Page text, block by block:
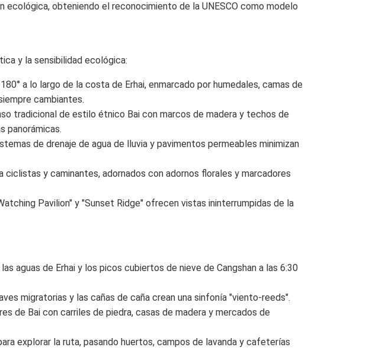
ecológica, obteniendo el reconocimiento de la UNESCO como modelo
y la sensibilidad ecológica:
a lo largo de la costa de Erhai, enmarcado por humedales, camas de
cambiantes.
tradicional de estilo étnico Bai con marcos de madera y techos de
panorámicas.
de drenaje de agua de lluvia y pavimentos permeables minimizan
ciclistas y caminantes, adornados con adornos florales y marcadores
Pavilion" y "Sunset Ridge" ofrecen vistas ininterrumpidas de la
aguas de Erhai y los picos cubiertos de nieve de Cangshan a las 6:30
migratorias y las cañas de caña crean una sinfonía "viento-reeds".
de Bai con carriles de piedra, casas de madera y mercados de
explorar la ruta, pasando huertos, campos de lavanda y cafeterías